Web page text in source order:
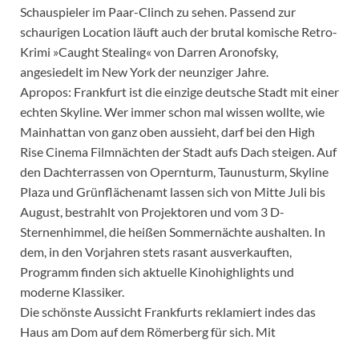
Schauspieler im Paar-Clinch zu sehen. Passend zur
schaurigen Location läuft auch der brutal komische Retro-
Krimi »Caught Stealing« von Darren Aronofsky,
angesiedelt im New York der neunziger Jahre.
Apropos: Frankfurt ist die einzige deutsche Stadt mit einer
echten Skyline. Wer immer schon mal wissen wollte, wie
Mainhattan von ganz oben aussieht, darf bei den High
Rise Cinema Filmnächten der Stadt aufs Dach steigen. Auf
den Dachterrassen von Opernturm, Taunusturm, Skyline
Plaza und Grünflächenamt lassen sich von Mitte Juli bis
August, bestrahlt von Projektoren und vom 3 D-
Sternenhimmel, die heißen Sommernächte aushalten. In
dem, in den Vorjahren stets rasant ausverkauften,
Programm finden sich aktuelle Kinohighlights und
moderne Klassiker.
Die schönste Aussicht Frankfurts reklamiert indes das
Haus am Dom auf dem Römerberg für sich. Mit